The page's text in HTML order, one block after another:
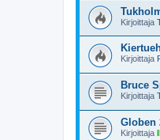
Kirjoittaja
Kirjoittaja
Bruce
Kirjoittaja
Globen
Kirjoittaja